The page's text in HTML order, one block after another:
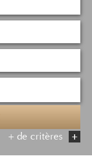
+ de critères +